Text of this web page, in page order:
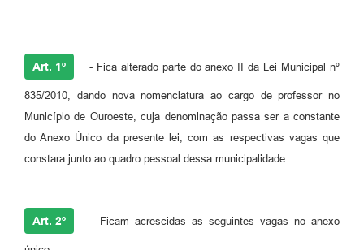
Art. 1º - Fica alterado parte do anexo II da Lei Municipal nº
835/2010, dando nova nomenclatura ao cargo de professor no
Município de Ouroeste, cuja denominação passa ser a constante
do Anexo Único da presente lei, com as respectivas vagas que
constara junto ao quadro pessoal dessa municipalidade.
Art. 2º - Ficam acrescidas as seguintes vagas no anexo